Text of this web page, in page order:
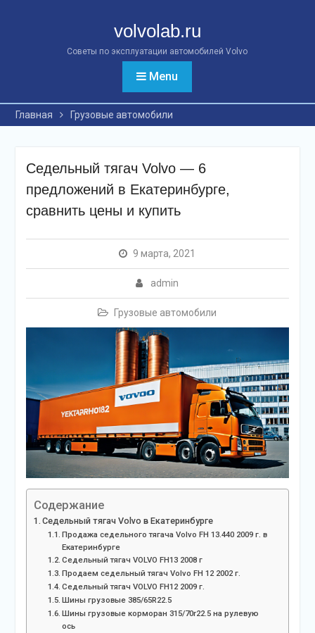
volvolab.ru
Советы по эксплуатации автомобилей Volvo
Menu
Главная Грузовые автомобили
Седельный тягач Volvo — 6
предложений в Екатеринбурге,
сравнить цены и купить
9 марта, 2021
admin
Грузовые автомобили
Содержание
Седельный тягач Volvo в Екатеринбурге
Продажа седельного тягача Volvo FH 13.440 2009 г. в
Екатеринбурге
Седельный тягач VOLVO FH13 2008 г
Продаем седельный тягач Volvo FH 12 2002 г.
Седельный тягач VOLVO FH12 2009 г.
Шины грузовые 385/65R22.5
Шины грузовые корморан 315/70r22.5 на рулевую
ось